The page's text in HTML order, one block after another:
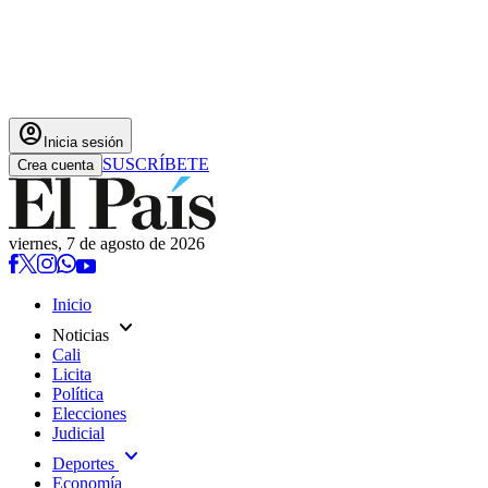
account_circle Inicia sesión
Crea cuenta SUSCRÍBETE
viernes, 7 de agosto de 2026
Inicio
Noticias expand_more
Cali
Licita
Política
Elecciones
Judicial
Deportes expand_more
Economía